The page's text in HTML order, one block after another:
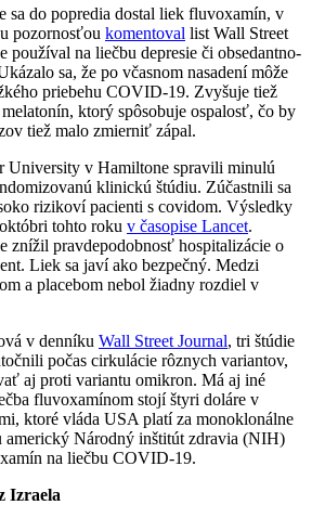
sa do popredia dostal liek fluvoxamín, v
pozornosťou komentoval list Wall Street
používal na liečbu depresie či obsedantno-
sa, že po včasnom nasadení môže
priebehu COVID-19. Zvyšuje tiež
ktorý spôsobuje ospalosť, čo by
tiež malo zmierniť zápal.
University v Hamiltone spravili minulú
klinickú štúdiu. Zúčastnili sa
rizikoví pacienti s covidom. Výsledky
tohto roku v časopise Lancet.
znížil pravdepodobnosť hospitalizácie o
Liek sa javí ako bezpečný. Medzi
a placebom nebol žiadny rozdiel v
v denníku Wall Street Journal, tri štúdie
počas cirkulácie rôznych variantov,
aj proti variantu omikron. Má aj iné
fluvoxamínom stojí štyri doláre v
ktoré vláda USA platí za monoklonálne
americký Národný inštitút zdravia (NIH)
na liečbu COVID-19.
Izraela